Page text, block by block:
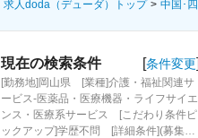
条件から探す
人特集から探す
求人doda（デューダ）トップ 中国･
現在の検索条件 [条件変更]
[勤務地]岡山県 [業種]介護・福祉関連サ
ービス-医薬品・医療機器・ライフサイエ
ンス・医療系サービス [こだわり条件ピ
ックアップ]学歴不問 [詳細条件](募集・